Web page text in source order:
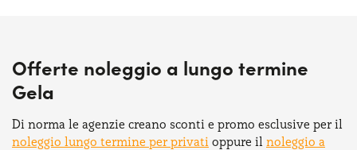
Offerte noleggio a lungo termine
Gela
Di norma le agenzie creano sconti e promo esclusive per il
noleggio lungo termine per privati oppure il noleggio a